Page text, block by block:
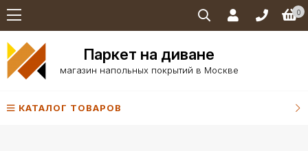
0
Паркет на диване
магазин напольных покрытий в Москве
КАТАЛОГ ТОВАРОВ